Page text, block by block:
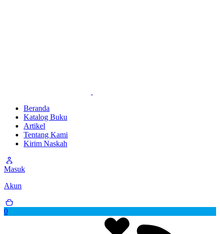
Beranda
Katalog Buku
Artikel
Tentang Kami
Kirim Naskah
Masuk
Akun
0